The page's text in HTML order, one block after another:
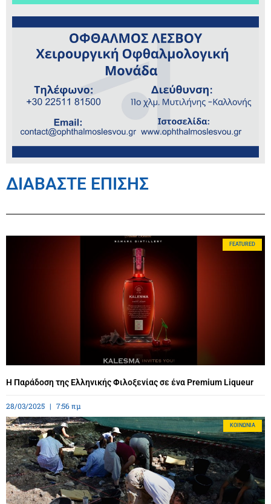
ΔΙΑΒΑΣΤΕ ΕΠΙΣΗΣ
FEATURED
Η Παράδοση της Ελληνικής Φιλοξενίας σε ένα Premium Liqueur
28/03/2025 7:56 πμ
ΚΟΙΝΩΝΊΑ